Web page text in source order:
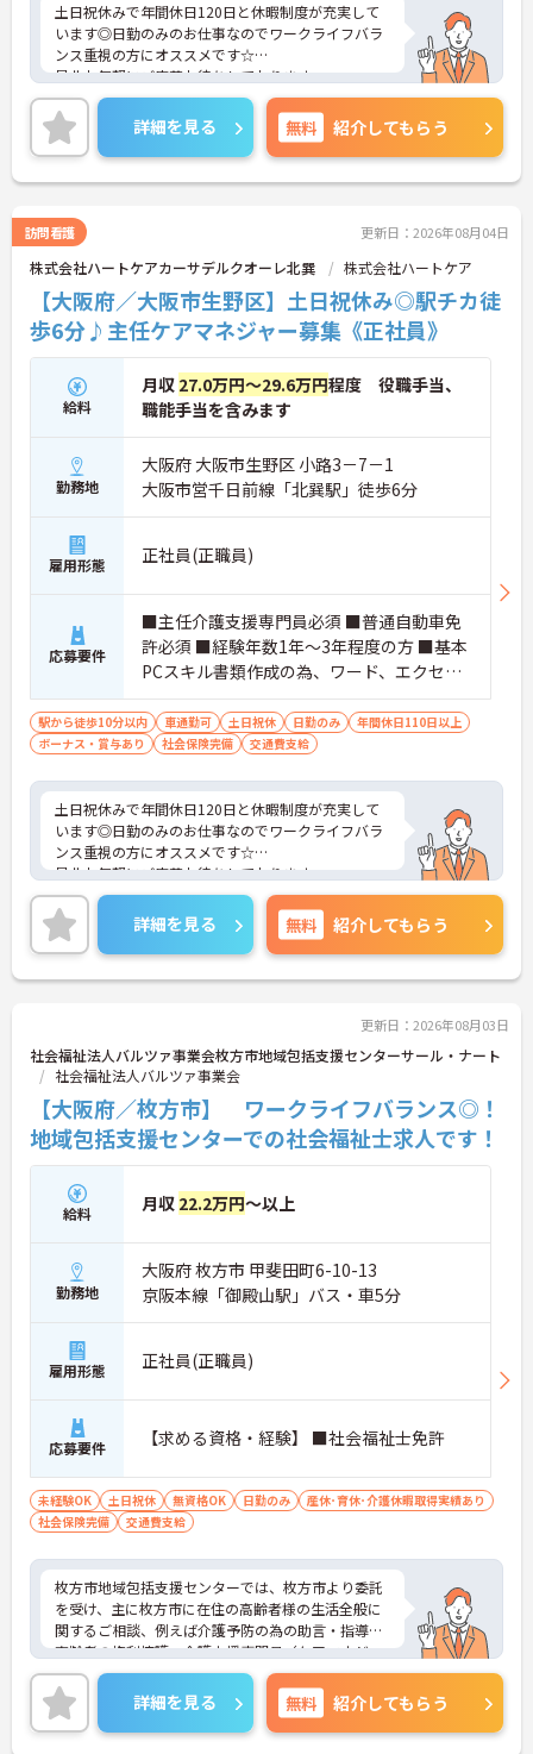
土日祝休みで年間休日120日と休暇制度が充実して
います◎日勤のみのお仕事なのでワークライフバラ
ンス重視の方にオススメです☆
是非お気軽にご応募お待ちしております。
詳細を見る 無料 紹介してもらう
訪問看護 更新日：2026年08月04日
株式会社ハートケアカーサデルクオーレ北巽 株式会社ハートケア
【大阪府／大阪市生野区】土日祝休み◎駅チカ徒
歩6分♪主任ケアマネジャー募集《正社員》
給料
月収 27.0万円～29.6万円程度 役職手当、
職能手当を含みます
勤務地
大阪府 大阪市生野区 小路3－7－1
大阪市営千日前線「北巽駅」徒歩6分
雇用形態 正社員(正職員)
応募要件
■主任介護支援専門員必須 ■普通自動車免
許必須 ■経験年数1年～3年程度の方 ■基本
PCスキル書類作成の為、ワード、エクセル
に簡単な入力程度
駅から徒歩10分以内 車通勤可 土日祝休 日勤のみ
年間休日110日以上
ボーナス・賞与あり
社会保険完備 交通費支給
土日祝休みで年間休日120日と休暇制度が充実して
います◎日勤のみのお仕事なのでワークライフバラ
ンス重視の方にオススメです☆
是非お気軽にご応募お待ちしております。
詳細を見る 無料 紹介してもらう
更新日：2026年08月03日
社会福祉法人バルツァ事業会枚方市地域包括支援センターサール・ナート
社会福祉法人バルツァ事業会
【大阪府／枚方市】 ワークライフバランス◎！
地域包括支援センターでの社会福祉士求人です！
給料 月収 22.2万円～以上
勤務地
大阪府 枚方市 甲斐田町6-10-13
京阪本線「御殿山駅」バス・車5分
雇用形態 正社員(正職員)
応募要件 【求める資格・経験】 ■社会福祉士免許
未経験OK 土日祝休 無資格OK 日勤のみ
産休･育休･介護休暇取得実績あり
社会保険完備
交通費支給
枚方市地域包括支援センターでは、枚方市より委託
を受け、主に枚方市に在住の高齢者様の生活全般に
関するご相談、例えば介護予防の為の助言・指導や
高齢者の権利擁護、介護支援専門員（ケアマネジャ
ー）への助言・指導、要支援認定の方のケアプラン
作成などを行っています。個人・ご家族様の複雑な
問題に密着した活動やご高齢者が生きがいを持って
自立した日常生活を続けられるように支援をする大
詳細を見る 無料 紹介してもらう